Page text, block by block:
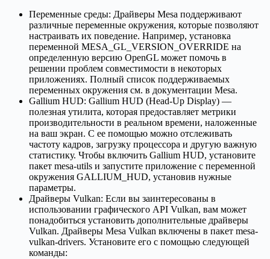
Переменные среды: Драйверы Mesa поддерживают
различные переменные окружения, которые позволяют
настраивать их поведение. Например, установка
переменной MESA_GL_VERSION_OVERRIDE на
определенную версию OpenGL может помочь в
решении проблем совместимости в некоторых
приложениях. Полный список поддерживаемых
переменных окружения см. в документации Mesa.
Gallium HUD: Gallium HUD (Head-Up Display) —
полезная утилита, которая предоставляет метрики
производительности в реальном времени, наложенные
на ваш экран. С ее помощью можно отслеживать
частоту кадров, загрузку процессора и другую важную
статистику. Чтобы включить Gallium HUD, установите
пакет mesa-utils и запустите приложение с переменной
окружения GALLIUM_HUD, установив нужные
параметры.
Драйверы Vulkan: Если вы заинтересованы в
использовании графического API Vulkan, вам может
понадобиться установить дополнительные драйверы
Vulkan. Драйверы Mesa Vulkan включены в пакет mesa-
vulkan-drivers. Установите его с помощью следующей
команды: